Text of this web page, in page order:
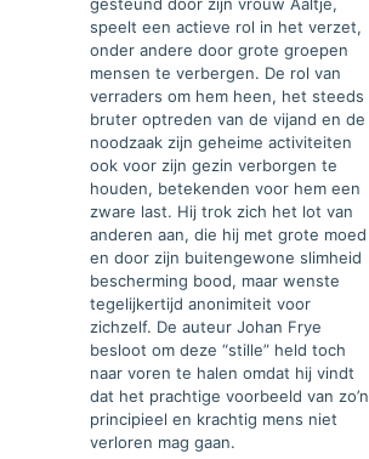
speelt een actieve rol in het verzet,
onder andere door grote groepen
mensen te verbergen. De rol van
verraders om hem heen, het steeds
bruter optreden van de vijand en de
noodzaak zijn geheime activiteiten
ook voor zijn gezin verborgen te
houden, betekenden voor hem een
zware last. Hij trok zich het lot van
anderen aan, die hij met grote moed
en door zijn buitengewone slimheid
bescherming bood, maar wenste
tegelijkertijd anonimiteit voor
zichzelf. De auteur Johan Frye
besloot om deze “stille” held toch
naar voren te halen omdat hij vindt
dat het prachtige voorbeeld van zo’n
principieel en krachtig mens niet
verloren mag gaan.